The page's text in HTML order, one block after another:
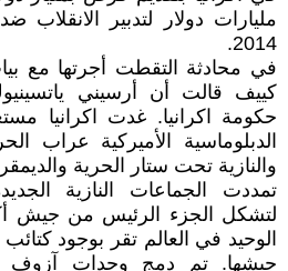
مليارات دولار لتدبير الانقلاب
2014.
في محادثة التقطت أجرتها مع
كييف قالت أن أرسيني
حكومة اكرانيا. غدت اكرانيا
الدبلوماسية الأميركية عراب
والنازية تحت ستار الحرية
تمددت الجماعات النازية
لتشكل الجزء الرئيس من جيش
الوحيد في العالم تقر بوجود
جيشها. تم دمج وحدات